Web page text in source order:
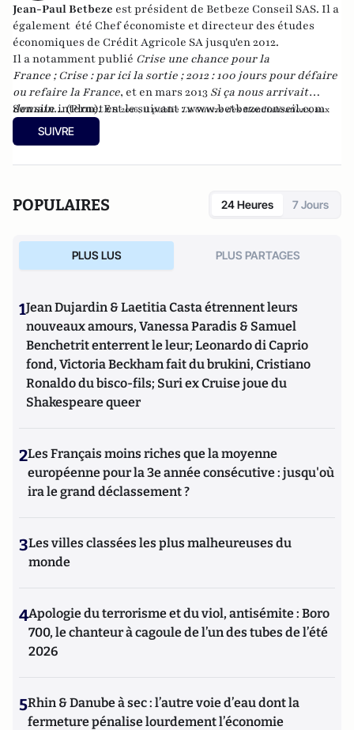
Jean-Paul Betbeze est président de Betbeze Conseil SAS. Il a
également été Chef économiste et directeur des études
économiques de Crédit Agricole SA jusqu'en 2012.
Il a notamment publié Crise une chance pour la
France ; Crise : par ici la sortie ; 2012 : 100 jours pour défaire
ou refaire la France, et en mars 2013 Si ça nous arrivait
demain...(Plon). En2016, il publie La Guerre des Mondialisations, aux
éditions Economica
et en 2017 "La France, ce malade imaginaire"
chez le même éditeur.
Son site internet est le suivant :www.betbezeconseil.com
SUIVRE
POPULAIRES 24 Heures 7 Jours
PLUS LUS PLUS PARTAGES
1Jean Dujardin & Laetitia Casta étrennent leurs
nouveaux amours, Vanessa Paradis & Samuel
Benchetrit enterrent le leur; Leonardo di Caprio
fond, Victoria Beckham fait du brukini, Cristiano
Ronaldo du bisco-fils; Suri ex Cruise joue du
Shakespeare queer
2Les Français moins riches que la moyenne
européenne pour la 3e année consécutive : jusqu'où
ira le grand déclassement ?
3Les villes classées les plus malheureuses du
monde
4Apologie du terrorisme et du viol, antisémite : Boro
700, le chanteur à cagoule de l’un des tubes de l’été
2026
5Rhin & Danube à sec : l’autre voie d’eau dont la
fermeture pénalise lourdement l’économie